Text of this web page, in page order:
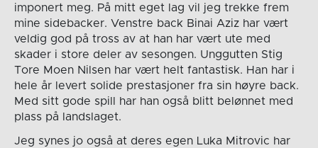
imponert meg. På mitt eget lag vil jeg trekke frem
mine sidebacker. Venstre back Binai Aziz har vært
veldig god på tross av at han har vært ute med
skader i store deler av sesongen. Unggutten Stig
Tore Moen Nilsen har vært helt fantastisk. Han har i
hele år levert solide prestasjoner fra sin høyre back.
Med sitt gode spill har han også blitt belønnet med
plass på landslaget.
Jeg synes jo også at deres egen Luka Mitrovic har